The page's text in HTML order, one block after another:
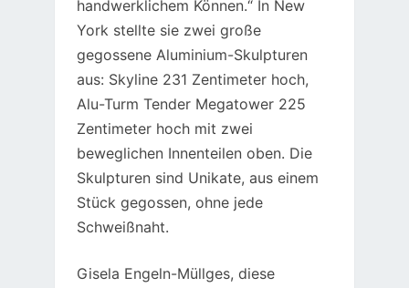
handwerklichem Können.“ In New
York stellte sie zwei große
gegossene Aluminium-Skulpturen
aus: Skyline 231 Zentimeter hoch,
Alu-Turm Tender Megatower 225
Zentimeter hoch mit zwei
beweglichen Innenteilen oben. Die
Skulpturen sind Unikate, aus einem
Stück gegossen, ohne jede
Schweißnaht.
Gisela Engeln-Müllges, diese